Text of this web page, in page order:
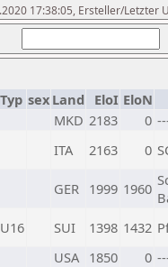
17:38:05, Ersteller/Letzter
Typ sex Land EloI EloN
MKD 2183 0
ITA 2163 0
GER 1999 1960
U16 SUI 1398 1432
USA 1850 0